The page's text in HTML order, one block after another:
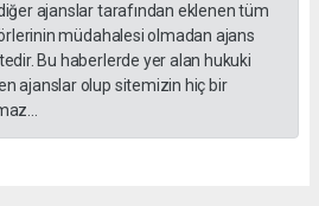
ajanslar tarafından eklenen tüm
müdahalesi olmadan ajans
Bu haberlerde yer alan hukuki
ajanslar olup sitemizin hiç bir